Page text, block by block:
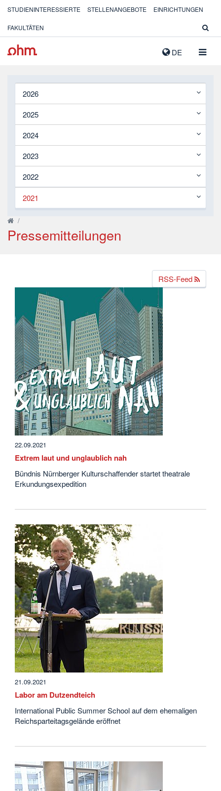
DE
STUDIENINTERESSIERTE STELLENANGEBOTE EINRICHTUNGEN
FAKULTÄTEN
2026
2025
2024
2023
2022
2021
/
Pressemitteilungen
RSS-Feed
22.09.2021
Extrem laut und unglaublich nah
Bündnis Nürnberger Kulturschaffender startet theatrale
Erkundungsexpedition
21.09.2021
Labor am Dutzendteich
International Public Summer School auf dem ehemaligen
Reichsparteitagsgelände eröffnet